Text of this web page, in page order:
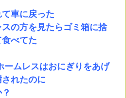
車に戻った
の方を見たらゴミ箱に捨
べてた
ームレスはおにぎりをあげ
れたのに